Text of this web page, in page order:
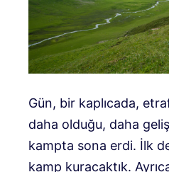
Gün, bir kaplıcada,
daha olduğu, daha
kampta sona erdi. İlk
kamp kuracaktık.